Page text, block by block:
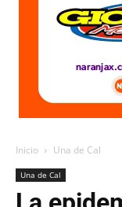
Inicio Una de Cal
Una de Cal